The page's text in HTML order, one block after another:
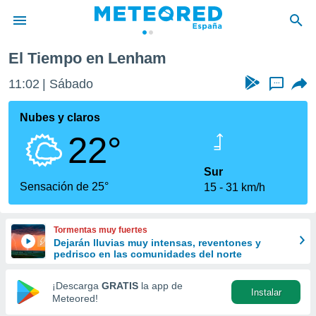
de
por
que se
calidad.
a este
las
y
forma
digital
basada
El Tiempo en Lenham
11:02 Sábado ...
Nubes y claros
22°
Sensación de 25°
Sur
15
31 km/h
Tormentas muy fuertes
Dejarán lluvias muy intensas, reventones y
pedrisco en las comunidades del norte
¡Descarga GRATIS la app de
Meteored!
Instalar